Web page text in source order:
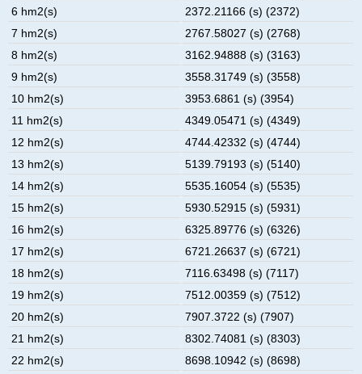
6 hm2(s)
2372.21166 (s) (2372)
7 hm2(s)
2767.58027 (s) (2768)
8 hm2(s)
3162.94888 (s) (3163)
9 hm2(s)
3558.31749 (s) (3558)
10 hm2(s)
3953.6861 (s) (3954)
11 hm2(s)
4349.05471 (s) (4349)
12 hm2(s)
4744.42332 (s) (4744)
13 hm2(s)
5139.79193 (s) (5140)
14 hm2(s)
5535.16054 (s) (5535)
15 hm2(s)
5930.52915 (s) (5931)
16 hm2(s)
6325.89776 (s) (6326)
17 hm2(s)
6721.26637 (s) (6721)
18 hm2(s)
7116.63498 (s) (7117)
19 hm2(s)
7512.00359 (s) (7512)
20 hm2(s)
7907.3722 (s) (7907)
21 hm2(s)
8302.74081 (s) (8303)
22 hm2(s)
8698.10942 (s) (8698)